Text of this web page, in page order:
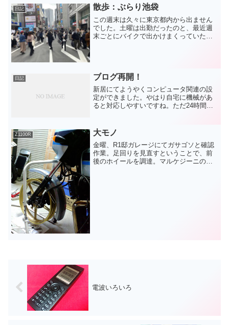
産地偽装だろうが、うなぎはうなぎ。美
味しければ良い！危険な添...
日記 散歩：ぶらり池袋
この週末は久々に東京都内から出ません
でした。土曜は出勤だったのと、最近週
末ごとにバイクで出かけまくっていたの
日記 ブログ再開！
新居にてようやくコンピュータ関連の設
定ができました。やはり自宅に機械があ
ると対応しやすいですね。ただ24時間稼
婦、smakiさんが遊びにきて、いろいろお
祝いをいただ...
Z1100R 大モノ
金曜、R1邸ガレージにてガサゴソと確認
作業。足回りを見直すということで、前
後のホイールを調達。マルケジーニのマ
電波いろいろ